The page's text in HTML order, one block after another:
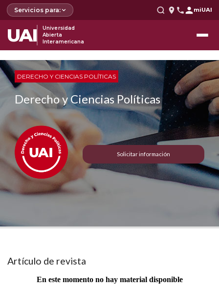
Servicios para: miUAI
UAI
Universidad
Abierta
Interamericana
DERECHO Y CIENCIAS POLÍTICAS
Derecho y Ciencias Políticas
Solicitar información
Artículo de revista